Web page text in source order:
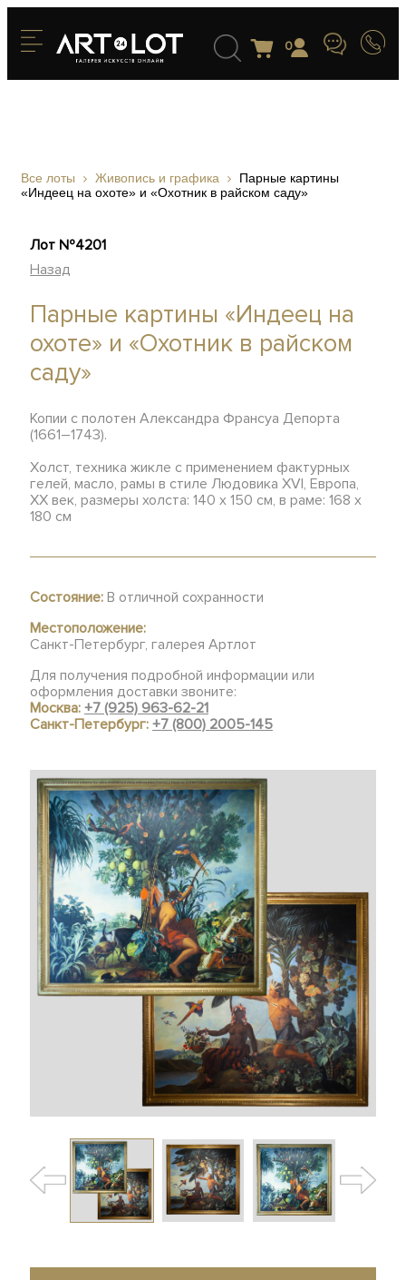
0
Все лоты Живопись и графика
Парные картины
«Индеец на охоте» и «Охотник в райском саду»
Лот №4201
Назад
Парные картины «Индеец на
охоте» и «Охотник в райском
саду»
Копии с полотен Александра Франсуа Депорта
(1661–1743).
Холст, техника жикле с применением фактурных
гелей, масло, рамы в стиле Людовика XVI, Европа,
ХХ век, размеры холста: 140 x 150 см, в раме: 168 х
180 см
Состояние: В отличной сохранности
Местоположение:
Санкт-Петербург, галерея Артлот
Для получения подробной информации или
оформления доставки звоните:
Москва:+7 (925) 963-62-21
Санкт-Петербург:+7 (800) 2005-145